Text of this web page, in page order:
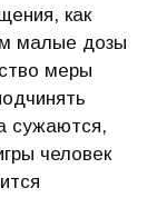
как
малые дозы
меры
сужаются,
человек